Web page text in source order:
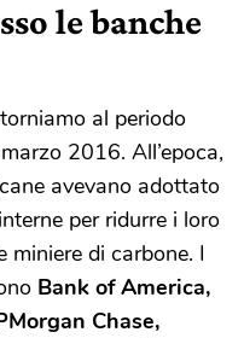
le banche
al periodo
2016. All’epoca,
avevano adottato
per ridurre i loro
miniere di carbone. I
Bank of America,
Chase,